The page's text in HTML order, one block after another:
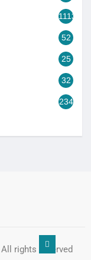
1113
52
25
32
234
rights reserved